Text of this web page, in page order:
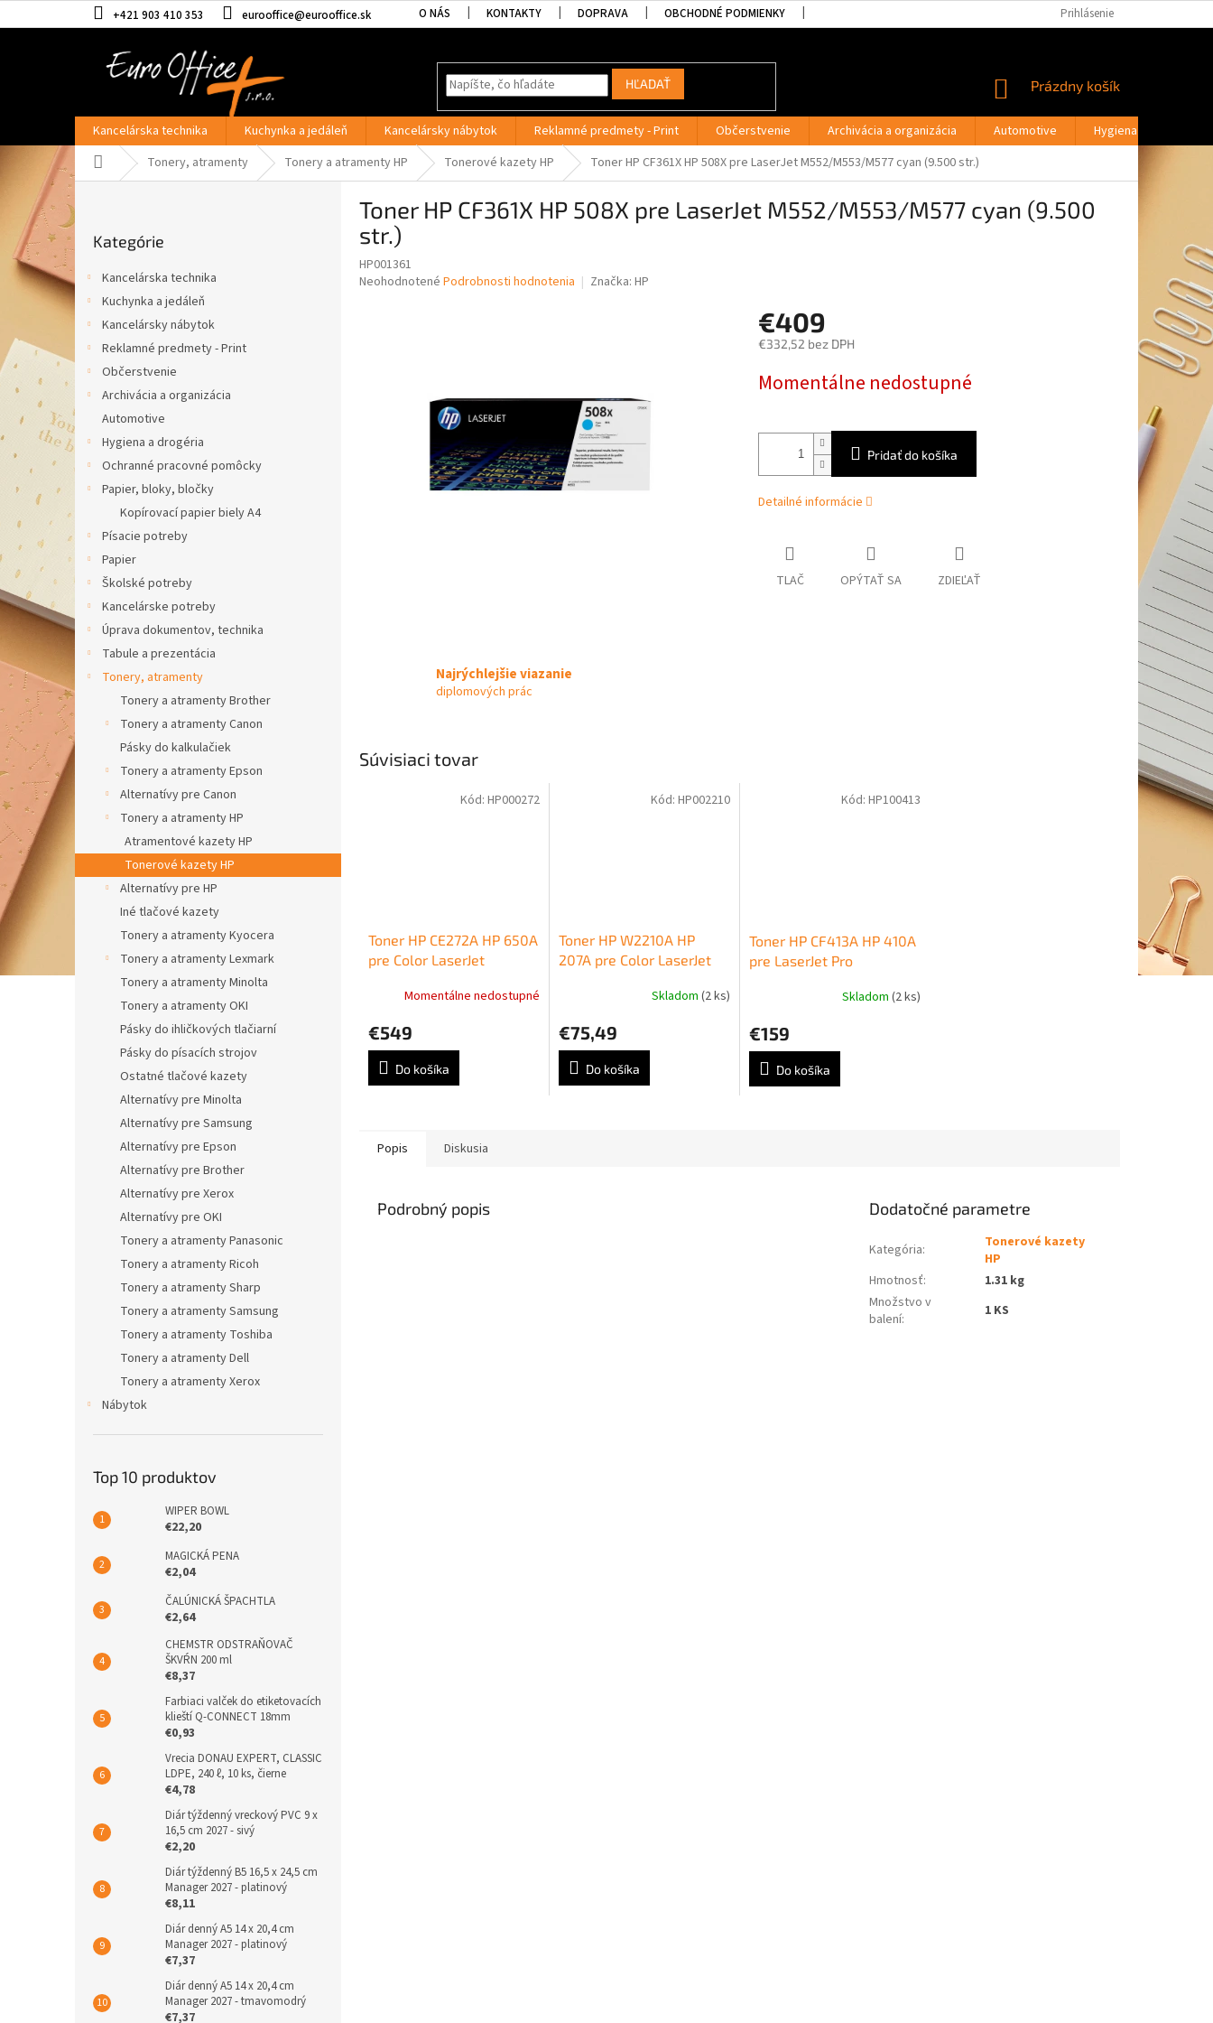
na
+421 903 410 353 eurooffice@eurooffice.sk O NÁS KONTAKTY DOPRAVA OBCHODNÉ PODMIENKY MOJA OBJEDNÁVKA
Prihlásenie
HĽADAŤ
NÁKUPNÝ
Prázdny košík
Kancelárska technika Kuchynka a jedáleň Kancelársky nábytok Reklamné predmety - Print Občerstvenie Archivácia a organizácia Automotive
Hygiena a drogéria
Domov Tonery, atramenty Tonery a atramenty HP Tonerové kazety HP Toner HP CF361X HP 508X pre LaserJet M552/M553/M577 cyan (9.500 str.)
o
č
p
a
l
kategórie
Kategórie
Kancelárska technika
Kuchynka a jedáleň
Kancelársky nábytok
Reklamné predmety - Print
Občerstvenie
Archivácia a organizácia
Automotive
Hygiena a drogéria
Ochranné pracovné pomôcky
Papier, bloky, bločky
Kopírovací papier biely A4
Písacie potreby
Papier
Školské potreby
Kancelárske potreby
Úprava dokumentov, technika
Tabule a prezentácia
Tonery, atramenty
Tonery a atramenty Brother
Tonery a atramenty Canon
Pásky do kalkulačiek
Tonery a atramenty Epson
Alternatívy pre Canon
Tonery a atramenty HP
Atramentové kazety HP
Tonerové kazety HP
Alternatívy pre HP
Iné tlačové kazety
Tonery a atramenty Kyocera
Tonery a atramenty Lexmark
Tonery a atramenty Minolta
Tonery a atramenty OKI
Pásky do ihličkových tlačiarní
Pásky do písacích strojov
Ostatné tlačové kazety
Alternatívy pre Minolta
Alternatívy pre Samsung
Alternatívy pre Epson
Alternatívy pre Brother
Alternatívy pre Xerox
Alternatívy pre OKI
Tonery a atramenty Panasonic
Tonery a atramenty Ricoh
Tonery a atramenty Sharp
Tonery a atramenty Samsung
Tonery a atramenty Toshiba
Tonery a atramenty Dell
Tonery a atramenty Xerox
Nábytok
Top 10 produktov
WIPER BOWL
€22,20
MAGICKÁ PENA
€2,04
ČALÚNICKÁ ŠPACHTLA
€2,64
CHEMSTR ODSTRAŇOVAČ
ŠKVŔN 200 ml
€8,37
Farbiaci valček do etiketovacích
klieští Q-CONNECT 18mm
€0,93
Vrecia DONAU EXPERT, CLASSIC
LDPE, 240 ℓ, 10 ks, čierne
€4,78
Diár týždenný vreckový PVC 9 x
16,5 cm 2027 - sivý
€2,20
Diár týždenný B5 16,5 x 24,5 cm
Manager 2027 - platinový
€8,11
Diár denný A5 14 x 20,4 cm
Manager 2027 - platinový
€7,37
Diár denný A5 14 x 20,4 cm
Manager 2027 - tmavomodrý
€7,37
Toner HP CF361X HP 508X pre LaserJet M552/M553/M577 cyan (9.500
str.)
HP001361
Priemerné
Neohodnotené Podrobnosti hodnotenia Značka: HP
€409
€332,52 bez DPH
cena:
Momentálne nedostupné
Pridať do košíka
Detailné informácie
TLAČ OPÝTAŤ SA ZDIEĽAŤ
Najrýchlejšie viazanie
diplomových prác
Súvisiaci tovar
Toner HP CE272A HP 650A
pre Color LaserJet
yellow (15.000 str.)
Momentálne nedostupné
€549
Do košíka
Kód: HP000272
Toner HP W2210A HP
207A pre Color LaserJet
M283 black (1.350 str.)
Skladom (2 ks)
€75,49
Do košíka
Kód: HP002210
Toner HP CF413A HP 410A
pre LaserJet Pro
magenta (2.300 str.)
Skladom(2 ks)
€159
Do košíka
Kód:HP100413
Popis Diskusia
Podrobný popis Dodatočné parametre
Kategória:
Tonerové kazety
HP
Hmotnosť:
1.31 kg
Množstvo v
balení: 1 KS